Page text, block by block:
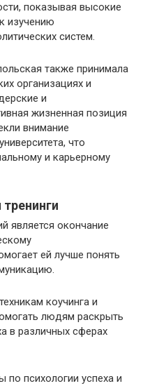
показывая высокие
изучению
систем.
также принимала
организациях и
и
жизненная позиция
внимание
что
и карьерному
является окончание
ей лучше понять
коучинга и
людям раскрыть
в различных сферах
психологии успеха и